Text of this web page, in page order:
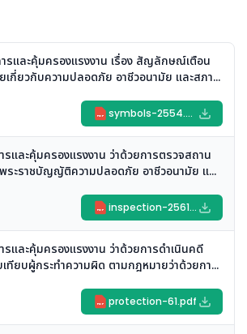
รและคุ้มครองแรงงาน เรื่อง สัญลักษณ์เตือน
เกี่ยวกับความปลอดภัย อาชีวอนามัย และสภาพ
น และข้อความแสดงสิทธิและหน้าที่ของนายจ้าง
๔ (ยกเลิก)
PDF symbols-2554.pdf
และคุ้มครองแรงงาน ว่าด้วยการตรวจสถาน
ระราชบัญญัติความปลอดภัย อาชีวอนามัย และ
รทำงาน พ.ศ. ๒๕๕๔ (พ.ศ. ๒๕๖๑) (ยกเลิก)
PDF inspection-2561.pdf
และคุ้มครองแรงงาน ว่าด้วยการดำเนินคดี
ทียบผู้กระทำความผิด ตามกฎหมายว่าด้วยการ
ความปลอดภัยในการทำงาน (ฉบับที่ ๕)
PDF protection-61.pdf